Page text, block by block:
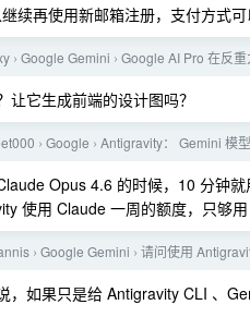
续再使用新邮箱注册，支付方式
› Google Gemini › Google AI Pro 在反
让它生成前端的设计图吗？
› Google › Antigravity： Gemini 模
Opus 4.6 的时候，10 分钟
使用 Claude 一周的额度，只够
› Google Gemini › 请问使用
，如果只是给 Antigravity CLI 、